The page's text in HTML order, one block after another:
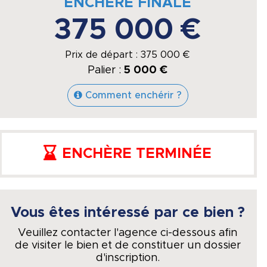
ENCHÈRE FINALE
375 000 €
Prix de départ :375 000 €
Palier :5 000 €
Comment enchérir ?
ENCHÈRE TERMINÉE
Vous êtes intéressé par ce bien ?
Veuillez contacter l'agence ci-dessous afin
de visiter le bien et de constituer un dossier
d'inscription.